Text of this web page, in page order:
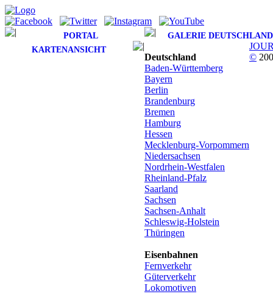
PORTAL
GALERIE DEUTSCHLAND
KARTENANSICHT
Deutschland
Baden-Württemberg
Bayern
Berlin
Brandenburg
Bremen
Hamburg
Hessen
Mecklenburg-Vorpommern
Niedersachsen
Nordrhein-Westfalen
Rheinland-Pfalz
Saarland
Sachsen
Sachsen-Anhalt
Schleswig-Holstein
Thüringen
Eisenbahnen
Fernverkehr
Güterverkehr
Lokomotiven
©